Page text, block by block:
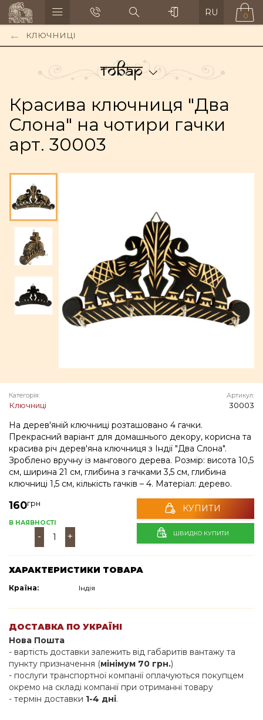
RU 0
КЛЮЧНИЦІ
Товар
Красива ключниця "Два
Слона" на чотири гачки
арт. 30003
Категорія:
Ключниці
Артикул:
30003
На дерев'яній ключниці розташовано 4 гачки.
Прекрасний варіант для домашнього декору, корисна та
красива річ дерев'яна ключниця з Індії "Два Слона".
Зроблено вручну із мангового дерева. Розмір: висота 10,5
см, ширина 21 см, глибина з гачками 3,5 см, глибина
ключниці 1,5 см, кількість гачків – 4. Матеріал: дерево.
160грн
В НАЯВНОСТІ
- +
КУПИТИ
ШВИДКО КУПИТИ
ХАРАКТЕРИСТИКИ ТОВАРА
Країна: Індія
ДОСТАВКА ПО УКРАЇНІ
Нова Пошта
- вартість доставки залежить від габаритів вантажу та
пункту призначення (мінімум 70 грн.)
- послуги транспортної компанії оплачуються покупцем
окремо на складі компанії при отриманні товару
- термін доставки 1-4 дні.